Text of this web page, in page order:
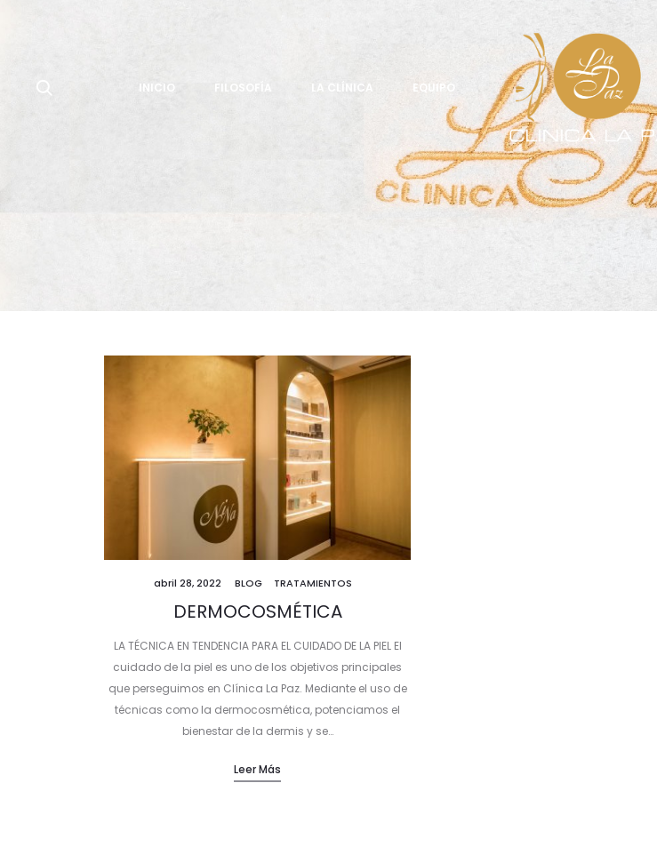
INICIO FILOSOFÍA LA CLÍNICA EQUIPO
abril 28, 2022 BLOG TRATAMIENTOS
DERMOCOSMÉTICA
LA TÉCNICA EN TENDENCIA PARA EL CUIDADO DE LA PIEL El
cuidado de la piel es uno de los objetivos principales
que perseguimos en Clínica La Paz. Mediante el uso de
técnicas como la dermocosmética, potenciamos el
bienestar de la dermis y se…
Leer Más